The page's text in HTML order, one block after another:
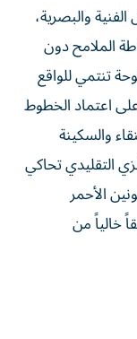
والبصرية،
الملامح دون
تنتمي للواقع
اعتماد الخطوط
والسكينة
التقليدي تحاكي
الأحمر
خالياً من